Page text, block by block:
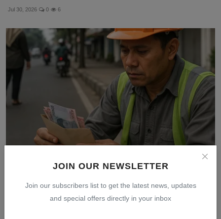
JOIN OUR NEWSLETTER
Join our subscribers list to get the latest news, updates
and special offers directly in your inbox
Jul 30, 2026 0 6
Penghidupan Layak dalam Sistem Pengupahan: